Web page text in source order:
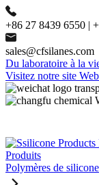
+86 27 8439 6550 |
sales@cfsilanes.com
Du laboratoire à la
Visitez notre site
Produits
Polymères de silicone